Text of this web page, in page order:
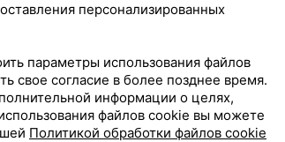
занятия сперсонализированных
параметры использования файлов
свое согласие в более позднее время.
информации о целях,
файлов cookie вы можете
Политикой обработки файлов cookie